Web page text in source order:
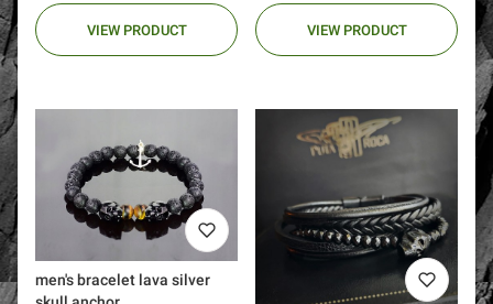
VIEW PRODUCT VIEW PRODUCT
men's bracelet lava silver